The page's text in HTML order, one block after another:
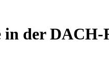
der DACH-